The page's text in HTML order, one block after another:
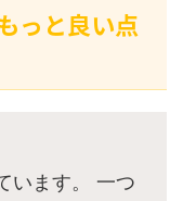
っと良い点
います。 一つ